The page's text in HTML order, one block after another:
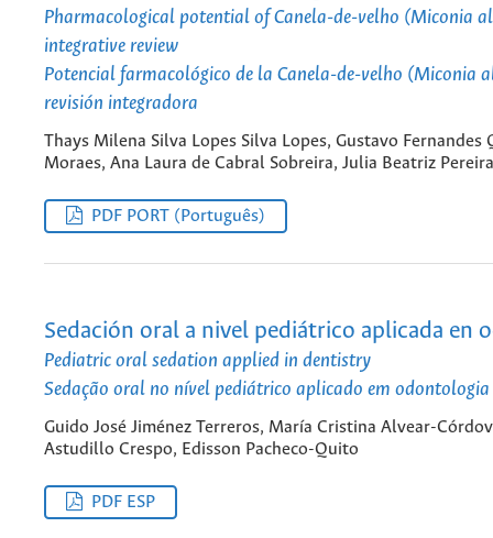
Pharmacological potential of Canela-de-velho (Miconia
integrative review
Potencial farmacológico de la Canela-de-velho (Miconia
revisión integradora
Thays Milena Silva Lopes Silva Lopes, Gustavo Fernandes
Moraes, Ana Laura de Cabral Sobreira, Julia Beatriz
PDF PORT (Português)
Sedación oral a nivel pediátrico aplicada en
Pediatric oral sedation applied in dentistry
Sedação oral no nível pediátrico aplicado em odontologia
Guido José Jiménez Terreros, María Cristina Alvear-
Astudillo Crespo, Edisson Pacheco-Quito
PDF ESP